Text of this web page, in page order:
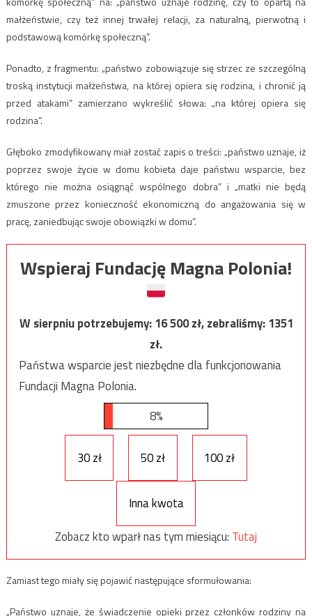
małżeństwie, czy też innej trwałej relacji, za naturalną, pierwotną i
podstawową komórkę społeczną”.
Ponadto, z fragmentu: „państwo zobowiązuje się strzec ze szczególną
troską instytucji małżeństwa, na której opiera się rodzina, i chronić ją
przed atakami” zamierzano wykreślić słowa: „na której opiera się
rodzina”.
Głęboko zmodyfikowany miał zostać zapis o treści: „państwo uznaje, iż
poprzez swoje życie w domu kobieta daje państwu wsparcie, bez
którego nie można osiągnąć wspólnego dobra” i „matki nie będą
zmuszone przez konieczność ekonomiczną do angażowania się w
pracę, zaniedbując swoje obowiązki w domu”.
Wspieraj Fundację Magna Polonia!
W sierpniu potrzebujemy:16 500zł, zebraliśmy:1351
zł.
Państwa wsparcie jest niezbędne dla funkcjonowania
Fundacji Magna Polonia.
8%
30 zł 50 zł 100 zł
Inna kwota
Zobacz kto wparł nas tym miesiącu: Tutaj
Zamiast tego miały się pojawić następujące sformułowania:
„Państwo uznaje, że świadczenie opieki przez członków rodziny na